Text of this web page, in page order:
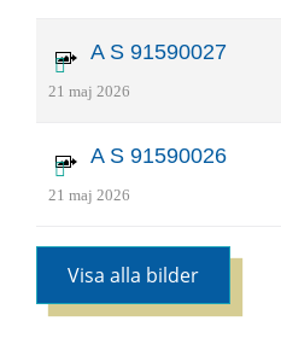
A S 91590027
21 maj 2026
A S 91590026
21 maj 2026
Visa alla bilder